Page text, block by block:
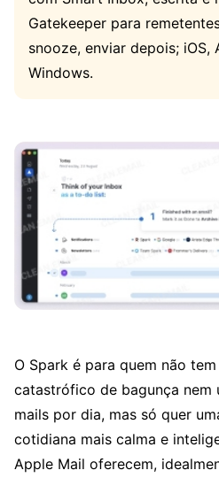
Gatekeeper para
snooze, enviar depois; iOS,
Windows.
O Spark é para quem não
catastrófico de bagunça nem
mails por dia, mas só quer
cotidiana mais calma e
Apple Mail oferecem,